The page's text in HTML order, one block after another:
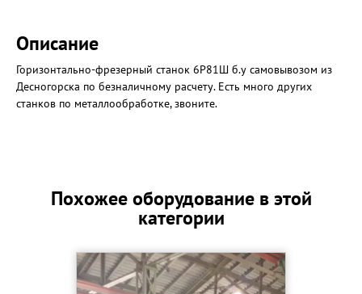
Описание
Горизонтально-фрезерный станок 6Р81Ш б.у самовывозом из
Десногорска по безналичному расчету. Есть много других
станков по металлообработке, звоните.
Похожее оборудование в этой
категории